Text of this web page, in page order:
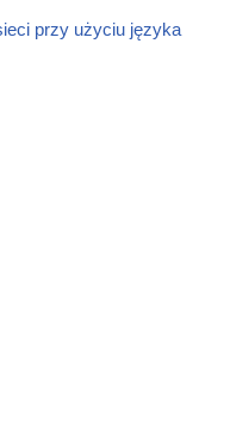
przy użyciu języka